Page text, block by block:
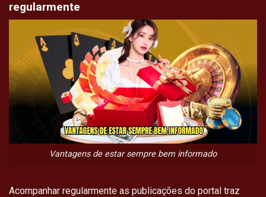
regularmente
Vantagens de estar sempre bem informado
Acompanhar regularmente as publicações do portal traz